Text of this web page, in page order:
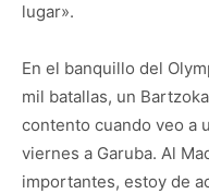
lugar».
En el banquillo del
mil batallas, un
contento cuando veo a
viernes a Garuba. Al
importantes, estoy de